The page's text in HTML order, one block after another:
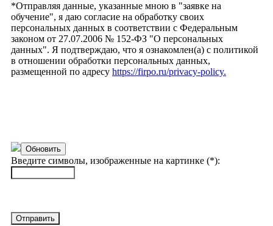
*Отправляя данные, указанные мною в "заявке на
обучение", я даю согласие на обработку своих
персональных данных в соответствии с Федеральным
законом от 27.07.2006 № 152-ФЗ "О персональных
данных". Я подтверждаю, что я ознакомлен(а) с политикой
в отношении обработки персональных данных,
размещенной по адресу https://firpo.ru/privacy-policy.
Обновить
Введите символы, изображенные на картинке (*):